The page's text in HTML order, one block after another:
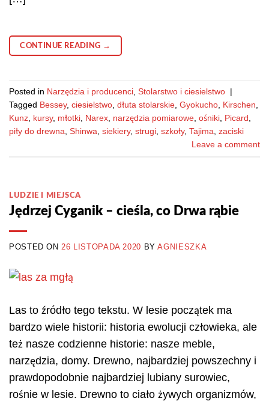
CONTINUE READING →
Posted in Narzędzia i producenci Stolarstwo i ciesielstwo |
Tagged Bessey, ciesielstwo dłuta stolarskie Gyokucho Kirschen
Kunz kursy, młotki Narex narzędzia pomiarowe ośniki Picard
piły do drewna Shinwa siekiery, strugi szkoły, Tajima zaciski
Leave a comment
LUDZIE I MIEJSCA
Jędrzej Cyganik – cieśla, co Drwa rąbie
POSTED ON 26 LISTOPADA 2020 BYAGNIESZKA
Las to źródło tego tekstu. W lesie początek ma
bardzo wiele historii: historia ewolucji człowieka, ale
też nasze codzienne historie: nasze meble,
narzędzia, domy. Drewno, najbardziej powszechny i
prawdopodobnie najbardziej lubiany surowiec,
rośnie w lesie. Drewno to ciało żywych organizmów,